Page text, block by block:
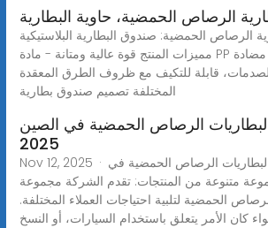
الرصاص الحمضية، حاوية البطارية
الرصاص الحمضية: صندوق البطارية البلاستيكية
مميزات المنتج قوة عالية ومتانة - مادة PP معدلة عالية الجودة، مضادة
قابلة للتكيف مع ظروف الطرق المعقدة
المختلفة تصميم صندوق بطارية
لبطاريات الرصاص الحمضية في الصين
2025
Nov 12, 2025 · أفضل 10 مصانع لبطاريات الرصاص الحمضية في
2025مجموعة متنوعة من المنتجات: تقدم الشركة مجموعة
الحمضية لتلبية احتياجات العملاء المختلفة.
كان الأمر يتعلق باستخدام السيارات، أو النسخ